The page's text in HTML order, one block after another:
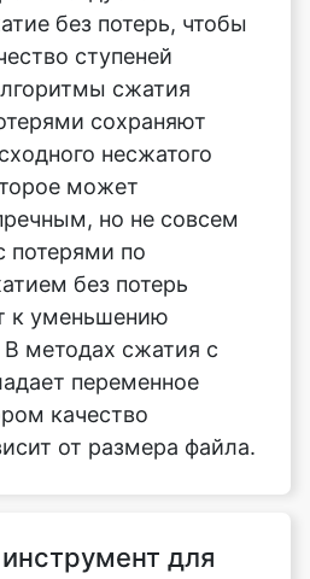
сохраняют
несжатого
может
но не совсем
потерями по
без потерь
к уменьшению
методах сжатия с
переменное
качество
от размера файла.
для
файл», чтобы